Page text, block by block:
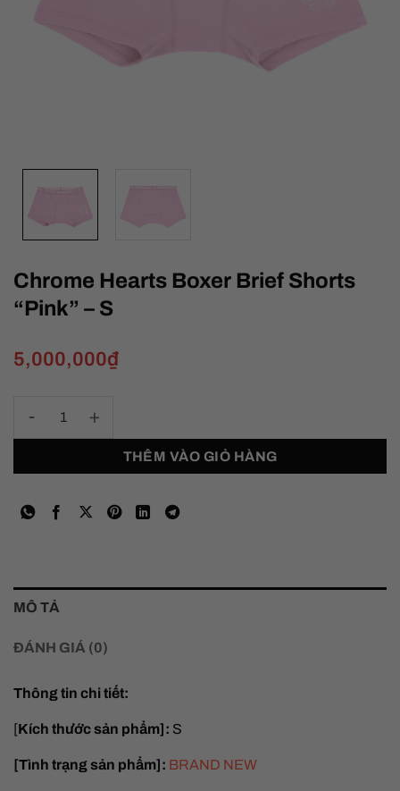
Chrome Hearts Boxer Brief Shorts
“Pink” – S
5,000,000₫
THÊM VÀO GIỎ HÀNG
MÔ TẢ
ĐÁNH GIÁ (0)
Thông tin chi tiết:
[Kích thước sản phẩm]: S
[Tình trạng sản phẩm]: BRAND NEW